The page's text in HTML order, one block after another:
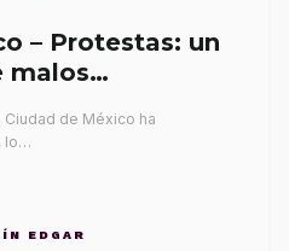
– Protestas: un
malos
Ciudad de México ha
lo…
EDGAR